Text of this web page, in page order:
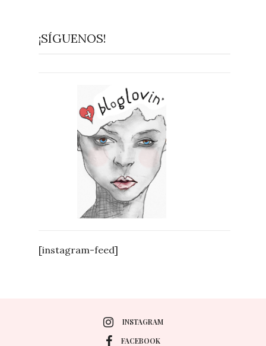
¡SÍGUENOS!
[instagram-feed]
INSTAGRAM
FACEBOOK